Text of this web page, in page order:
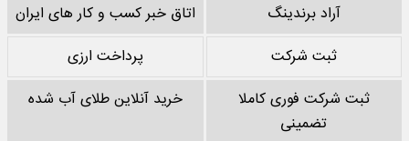
آراد برندینگ
اتاق خبر کسب و کار های ایران
ثبت شرکت
پرداخت ارزی
ثبت شرکت فوری کاملا
تضمینی
خرید آنلاین طلای آب شده